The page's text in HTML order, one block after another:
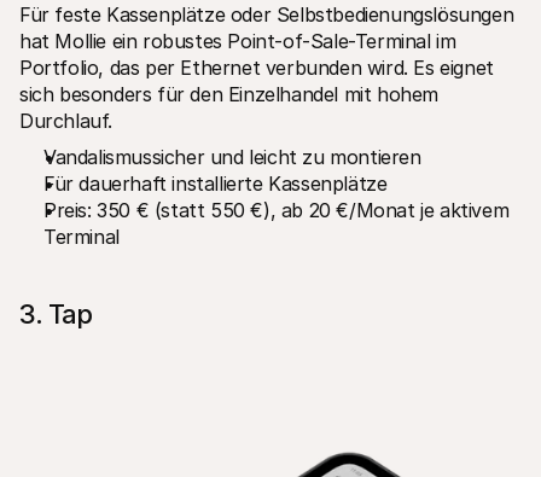
Für feste Kassenplätze oder Selbstbedienungslösungen
hat Mollie ein robustes Point-of-Sale-Terminal im
Portfolio, das per Ethernet verbunden wird. Es eignet
sich besonders für den Einzelhandel mit hohem
Durchlauf.
Vandalismussicher und leicht zu montieren
Für dauerhaft installierte Kassenplätze
Preis: 350 € (statt 550 €), ab 20 €/Monat je aktivem
Terminal
3. Tap